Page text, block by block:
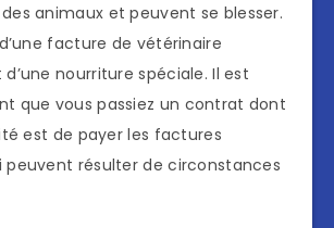
animaux et peuvent se blesser.
facture de vétérinaire
nourriture spéciale. Il est
que vous passiez un contrat dont
est de payer les factures
peuvent résulter de circonstances